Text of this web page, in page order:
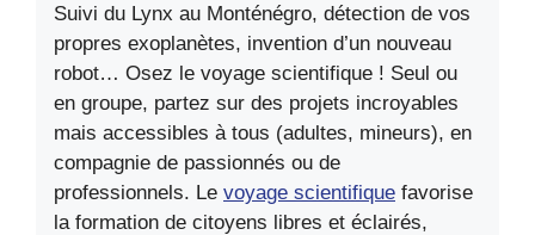
Suivi du Lynx au Monténégro, détection de vos
propres exoplanètes, invention d’un nouveau
robot… Osez le voyage scientifique ! Seul ou
en groupe, partez sur des projets incroyables
mais accessibles à tous (adultes, mineurs), en
compagnie de passionnés ou de
professionnels. Le voyage scientifique favorise
la formation de citoyens libres et éclairés,